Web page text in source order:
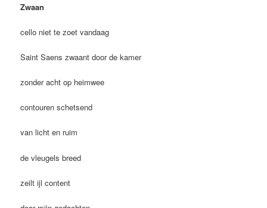
Zwaan
cello niet te zoet vandaag
Saint Saens zwaant door de kamer
zonder acht op heimwee
contouren schetsend
van licht en ruim
de vleugels breed
zeilt ijl content